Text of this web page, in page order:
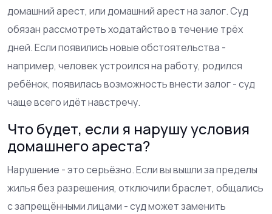
домашний арест, или домашний арест на залог. Суд
обязан рассмотреть ходатайство в течение трёх
дней. Если появились новые обстоятельства -
например, человек устроился на работу, родился
ребёнок, появилась возможность внести залог - суд
чаще всего идёт навстречу.
Что будет, если я нарушу условия
домашнего ареста?
Нарушение - это серьёзно. Если вы вышли за пределы
жилья без разрешения, отключили браслет, общались
с запрещёнными лицами - суд может заменить